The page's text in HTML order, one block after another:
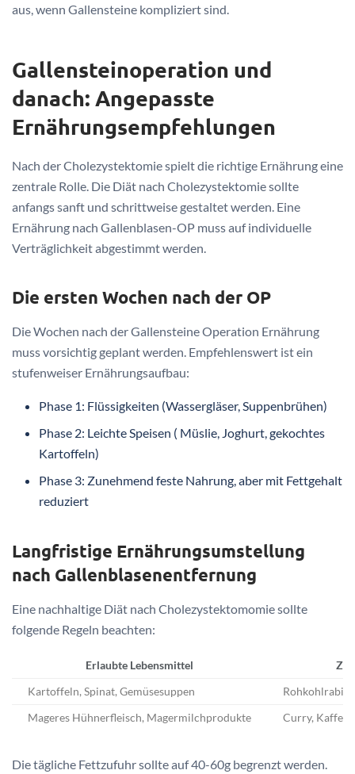
aus, wenn Gallensteine kompliziert sind.
Gallensteinoperation und
danach: Angepasste
Ernährungsempfehlungen
Nach der Cholezystektomie spielt die richtige Ernährung eine
zentrale Rolle. Die Diät nach Cholezystektomie sollte
anfangs sanft und schrittweise gestaltet werden. Eine
Ernährung nach Gallenblasen-OP muss auf individuelle
Verträglichkeit abgestimmt werden.
Die ersten Wochen nach der OP
Die Wochen nach der Gallensteine Operation Ernährung
muss vorsichtig geplant werden. Empfehlenswert ist ein
stufenweiser Ernährungsaufbau:
Phase 1: Flüssigkeiten (Wassergläser, Suppenbrühen)
Phase 2: Leichte Speisen ( Müslie, Joghurt, gekochtes
Kartoffeln)
Phase 3: Zunehmend feste Nahrung, aber mit Fettgehalt
reduziert
Langfristige Ernährungsumstellung
nach Gallenblasenentfernung
Eine nachhaltige Diät nach Cholezystektomomie sollte
folgende Regeln beachten:
Erlaubte Lebensmittel Zu
Kartoffeln, Spinat, Gemüsesuppen Rohkohlrabi,
Mageres Hühnerfleisch, Magermilchprodukte Curry,
Die tägliche Fettzufuhr sollte auf 40-60g begrenzt werden.